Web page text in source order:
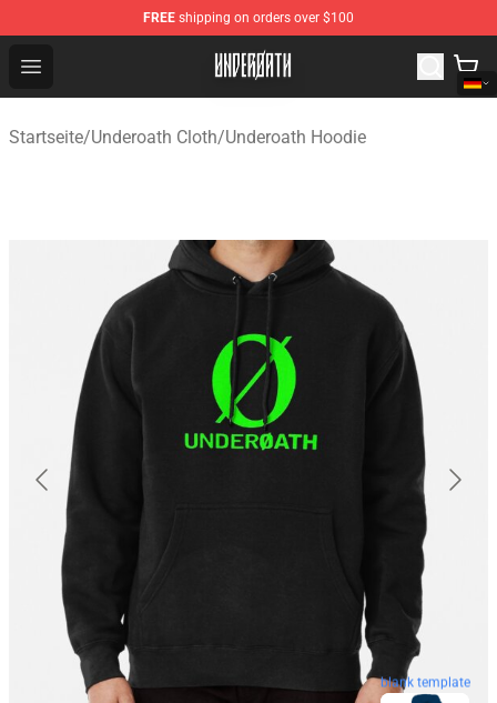
FREE shipping on orders over $100
Open menu
Underoath Store - Official Underoath Merchandise Shop
Startseite/Underoath Cloth/Underoath Hoodie
blank template